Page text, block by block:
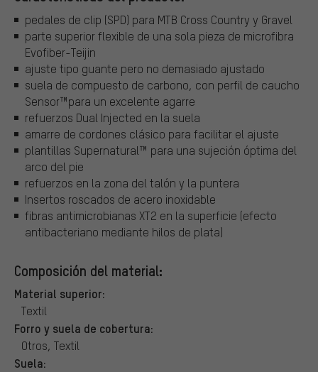
pedales de clip (SPD) para MTB Cross Country y Gravel
parte superior flexible de una sola pieza de microfibra
Evofiber-Teijin
ajuste tipo guante pero no demasiado ajustado
suela de compuesto de carbono, con perfil de caucho
Sensor™para un excelente agarre
refuerzos Dual Injected en la suela
amarre de cordones clásico para facilitar el ajuste
plantillas Supernatural™ para una sujeción óptima del
arco del pie
refuerzos en la zona del talón y la puntera
Insertos roscados de acero inoxidable
fibras antimicrobianas XT2 en la superficie (efecto
antibacteriano mediante hilos de plata)
Composición del material:
Material superior:
Textil
Forro y suela de cobertura:
Otros, Textil
Suela: